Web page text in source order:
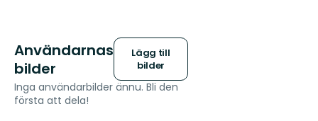
Användarnas
bilder
Lägg till
bilder
Inga användarbilder ännu. Bli den
första att dela!